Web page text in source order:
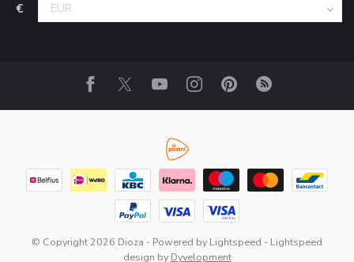
€
© Copyright 2026 Dioza - Powered by Lightspeed - Lightspeed
design by Dyvelopment